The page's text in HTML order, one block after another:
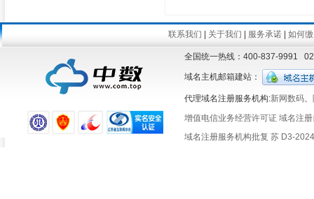
联系我们 关于我们 服务承诺 |如何
全国统一热线：400-837-9991
域名主机邮箱建站：
代理域名注册服务机构:新网数码
增值电信业务经营许可证 域名注
域名注册服务机构批复 苏 D3-